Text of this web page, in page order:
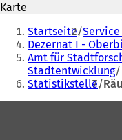
Karte
Sie
befinden
sich
hier:
Startseite
Dezernat I -
Amt für
Stadtentwicklung
Statistikstelle